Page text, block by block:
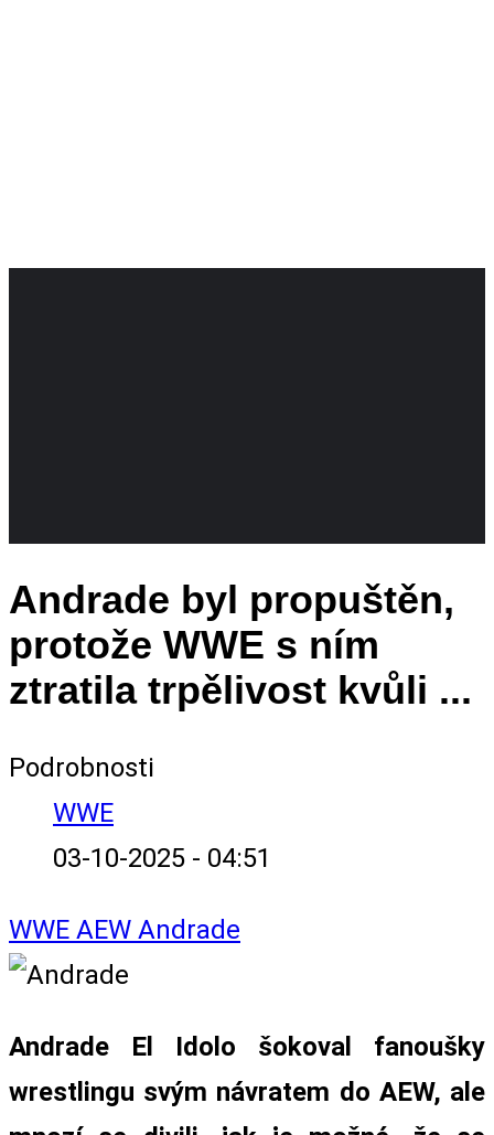
Andrade byl propuštěn,
protože WWE s ním
ztratila trpělivost kvůli ...
Podrobnosti
WWE
03-10-2025 - 04:51
WWE AEW Andrade
Andrade El Idolo šokoval fanoušky
wrestlingu svým návratem do AEW, ale